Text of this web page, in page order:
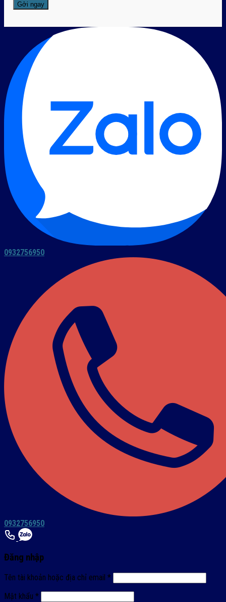
0932756950
0932756950
Đăng nhập
Tên tài khoản hoặc địa chỉ email *
Mật khẩu *